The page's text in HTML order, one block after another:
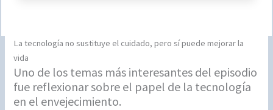
La tecnología no sustituye el cuidado, pero sí puede mejorar la
vida
Uno de los temas más interesantes del episodio
fue reflexionar sobre el papel de la tecnología
en el envejecimiento.